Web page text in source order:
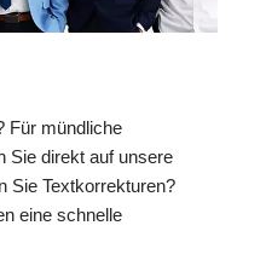
Für mündliche
Sie direkt auf unsere
Sie Textkorrekturen?
eine schnelle